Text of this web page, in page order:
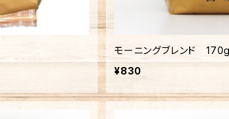
モーニングブレンド 170g
¥830